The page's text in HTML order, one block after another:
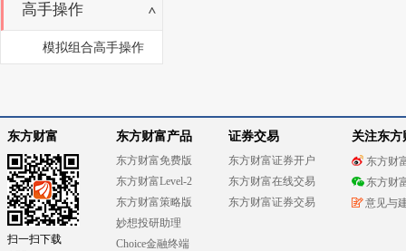
高手操作
模拟组合高手操作